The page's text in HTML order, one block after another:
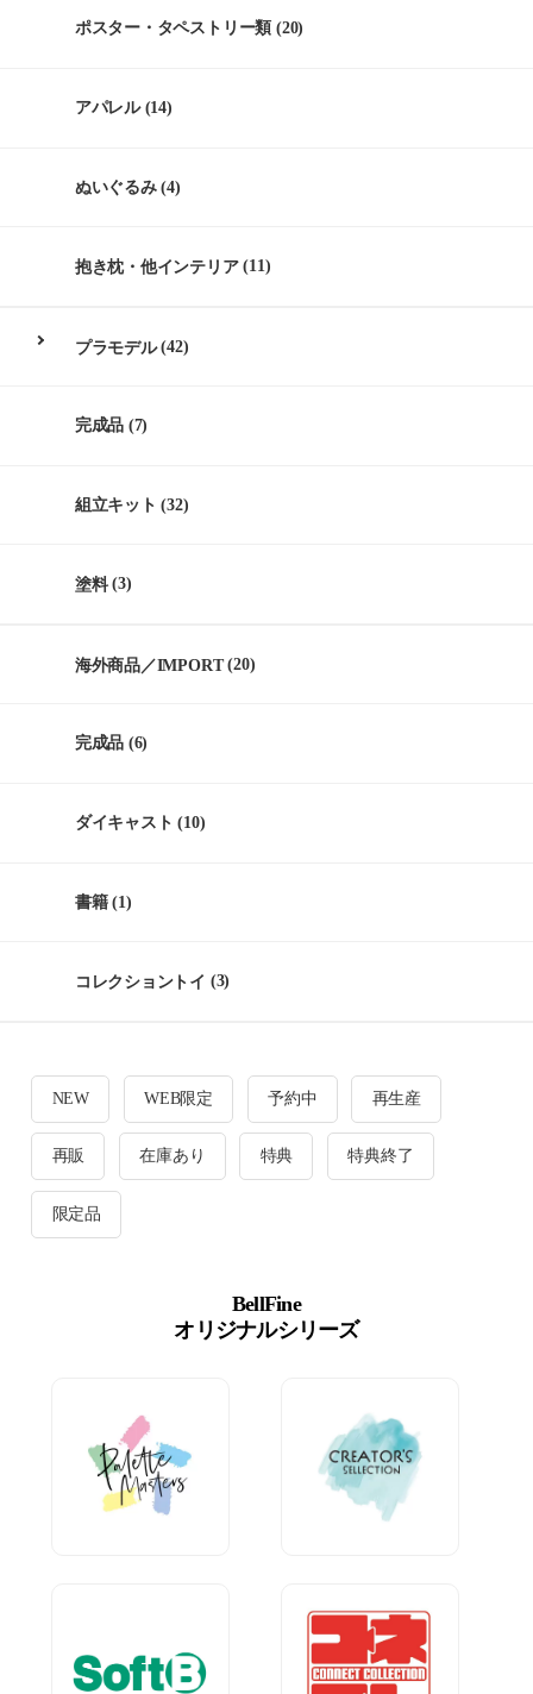
ポスター・タペストリー類 (20)
アパレル(14)
ぬいぐるみ(4)
抱き枕・他インテリア(11)
プラモデル(42)
完成品 (7)
組立キット (32)
塗料(3)
海外商品／IMPORT(20)
完成品 (6)
ダイキャスト (10)
書籍(1)
コレクショントイ (3)
NEW WEB限定 予約中 再生産
再販 在庫あり 特典 特典終了
限定品
BellFine
オリジナルシリーズ